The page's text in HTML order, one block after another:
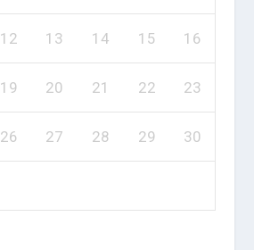
12 13 14 15 16
19 20 21 22 23
26 27 28 29 30